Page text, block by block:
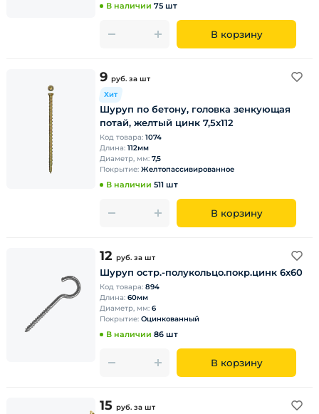
В наличии 75 шт
В корзину
9 руб. за шт
Хит
Шуруп по бетону, головка зенкующая
потай, желтый цинк 7,5х112
Код товара: 1074
Длина: 112мм
Диаметр, мм: 7,5
Покрытие: Желтопассивированное
В наличии 511 шт
В корзину
12 руб. за шт
Шуруп остр.-полукольцо.покр.цинк 6х60
Код товара: 894
Длина: 60мм
Диаметр, мм: 6
Покрытие: Оцинкованный
В наличии 86 шт
В корзину
15 руб. за шт